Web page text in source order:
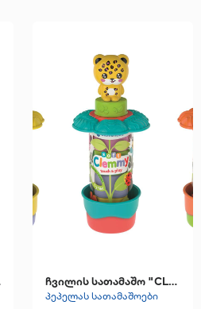
ჩვილის სათამაშო "CLEMMY GARDEN TUBES "
პეპელას სათამაშოები